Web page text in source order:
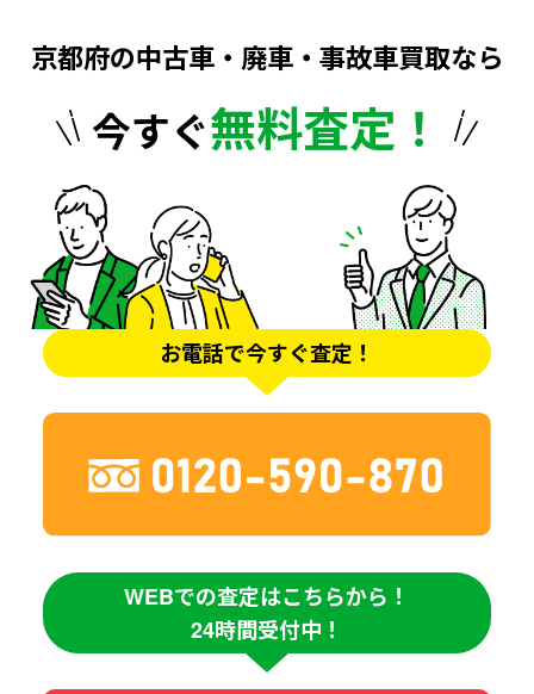
京都府の中古車・廃車・事故車買取なら
今すぐ無料査定！
お電話で今すぐ査定！
WEBでの査定はこちらから！
24時間受付中！